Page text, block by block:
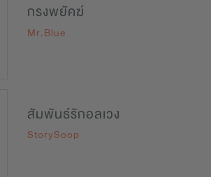
กรงพยัคฆ์
Mr.Blue
สัมพันธ์รักอลเวง
StorySoop